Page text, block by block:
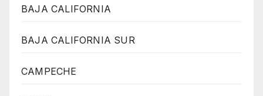
BAJA CALIFORNIA
BAJA CALIFORNIA SUR
CAMPECHE